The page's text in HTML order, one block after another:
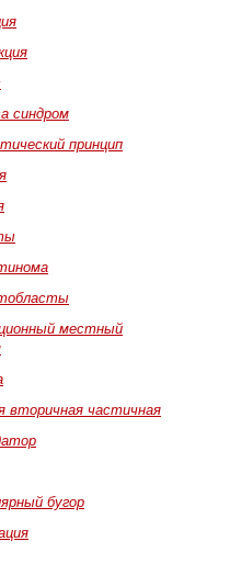
синдром
принцип
местный
вторичная частичная
бугор